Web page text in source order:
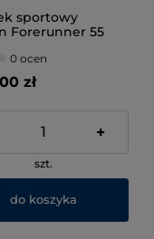
sportowy
Forerunner 55
0 ocen
zł
+
szt.
do koszyka